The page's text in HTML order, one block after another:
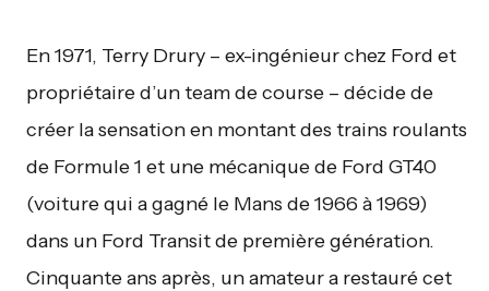
En 1971, Terry Drury – ex-ingénieur chez Ford et
propriétaire d’un team de course – décide de
créer la sensation en montant des trains roulants
de Formule 1 et une mécanique de Ford GT40
(voiture qui a gagné le Mans de 1966 à 1969)
dans un Ford Transit de première génération.
Cinquante ans après, un amateur a restauré cet